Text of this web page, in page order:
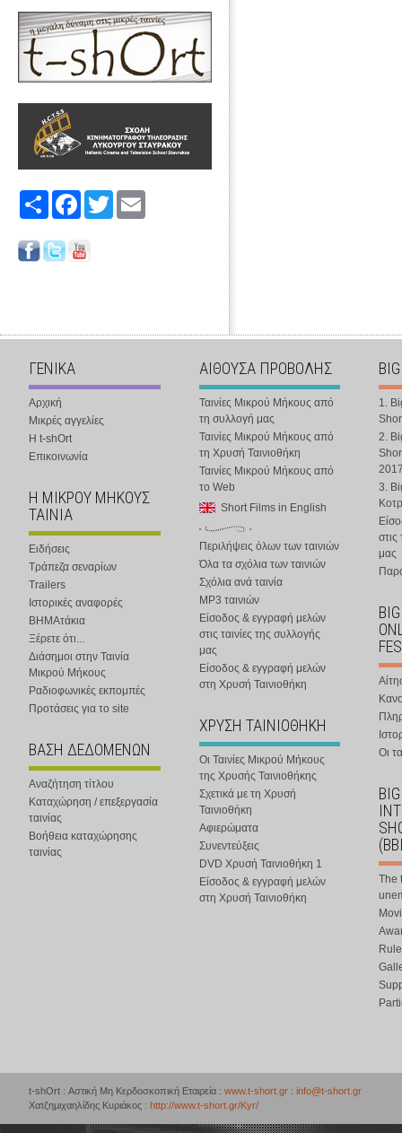
Share FacebookTwitter
ΓΕΝΙΚΑ
Αρχική
Μικρές αγγελίες
Η t-shOrt
Επικοινωνία
Η ΜΙΚΡΟΥ ΜΗΚΟΥΣ
ΤΑΙΝΙΑ
Ειδήσεις
Τράπεζα σεναρίων
Trailers
Ιστορικές αναφορές
ΒΗΜΑτάκια
Ξέρετε ότι...
Διάσημοι στην Ταινία
Μικρού Μήκους
Ραδιοφωνικές εκπομπές
Προτάσεις για το site
ΒΑΣΗ ΔΕΔΟΜΕΝΩΝ
Αναζήτηση τίτλου
Καταχώρηση / επεξεργασία
ταινίας
Βοήθεια καταχώρησης
ταινίας
ΑΙΘΟΥΣΑ ΠΡΟΒΟΛΗΣ
Ταινίες Μικρού Μήκους από
τη συλλογή μας
Ταινίες Μικρού Μήκους από
τη Χρυσή Ταινιοθήκη
Ταινίες Μικρού Μήκους από
το Web
Short Films in English
Περιλήψεις όλων των ταινιών
Όλα τα σχόλια των ταινιών
Σχόλια ανά ταινία
MP3 ταινιών
Είσοδος & εγγραφή μελών
στις ταινίες της συλλογής
μας
Είσοδος & εγγραφή μελών
στη Χρυσή Ταινιοθήκη
ΧΡΥΣΗ ΤΑΙΝΙΟΘΗΚΗ
Οι Ταινίες Μικρού Μήκους
της Χρυσής Ταινιοθήκης
Σχετικά με τη Χρυσή
Ταινιοθήκη
Αφιερώματα
Συνεντεύξεις
DVD Χρυσή Ταινιοθήκη 1
Είσοδος & εγγραφή μελών
στη Χρυσή Ταινιοθήκη
1.
2.
3.
στις
μας
Οι
The
t-shOrt : Αστική Μη Κερδοσκοπική Εταιρεία : www.t-short.gr : info@t-short.gr
Χατζημιχαηλίδης Κυριάκος : http://www.t-short.gr/Kyr/